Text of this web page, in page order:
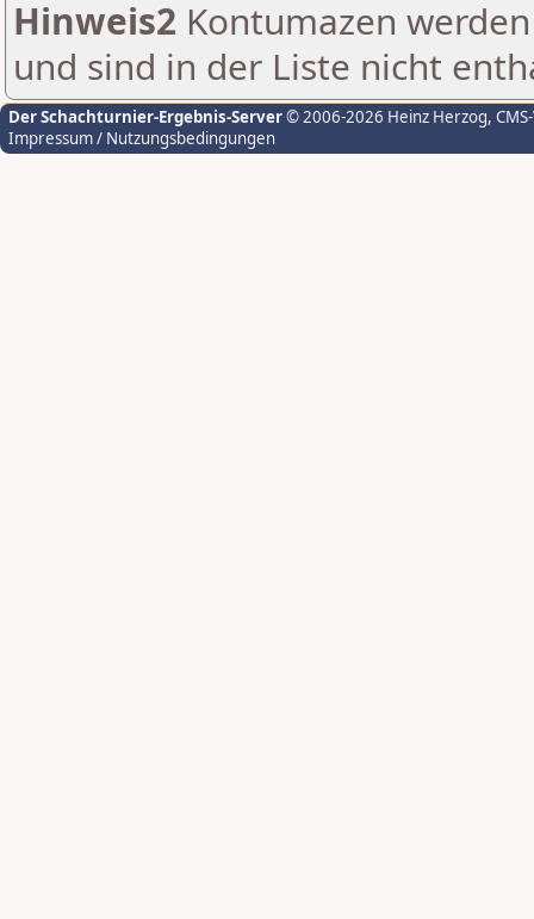
Hinweis2 Kontumazen
und sind in der Liste nicht
Der Schachturnier-Ergebnis-Server© 2006-2026 Heinz Herzog,
Impressum / Nutzungsbedingungen